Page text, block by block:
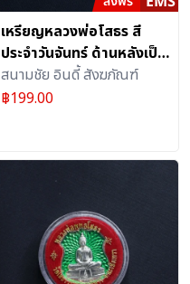
เหรียญหลวงพ่อโสธร สี
ประจำวันจันทร์ ด้านหลังเป็น
รูปพระอุโบสถวัดโสธรฯ อัด
กรอบพลาสติกทรงกลม
สนามชัย อินดี้ สังฆภัณฑ์
฿199.00